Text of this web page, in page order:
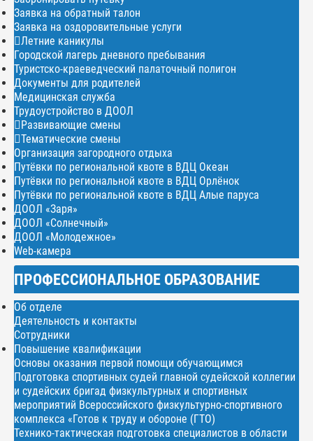
Заявка на обратный талон
Заявка на оздоровительные услуги
Летние каникулы
Городской лагерь дневного пребывания
Туристско-краеведческий палаточный полигон
Документы для родителей
Медицинская служба
Трудоустройство в ДООЛ
Развивающие смены
Тематические смены
Организация загородного отдыха
Путёвки по региональной квоте в ВДЦ Океан
Путёвки по региональной квоте в ВДЦ Орлёнок
Путёвки по региональной квоте в ВДЦ Алые паруса
ДООЛ «Заря»
ДООЛ «Солнечный»
ДООЛ «Молодежное»
Web-камера
ПРОФЕССИОНАЛЬНОЕ ОБРАЗОВАНИЕ
Об отделе
Деятельность и контакты
Сотрудники
Повышение квалификации
Основы оказания первой помощи обучающимся
Подготовка спортивных судей главной судейской коллегии
и судейских бригад физкультурных и спортивных
мероприятий Всероссийского физкультурно-спортивного
комплекса «Готов к труду и обороне (ГТО)
Технико-тактическая подготовка специалистов в области